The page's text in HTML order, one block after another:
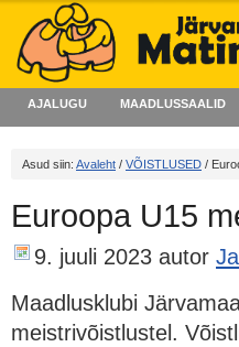
AJALUGU MAADLUSSAALID
Asud siin: Avaleht / VÕISTLUSED /
Euroopa U15
9. juuli 2023 autor
Maadlusklubi
meistrivõistlustel.